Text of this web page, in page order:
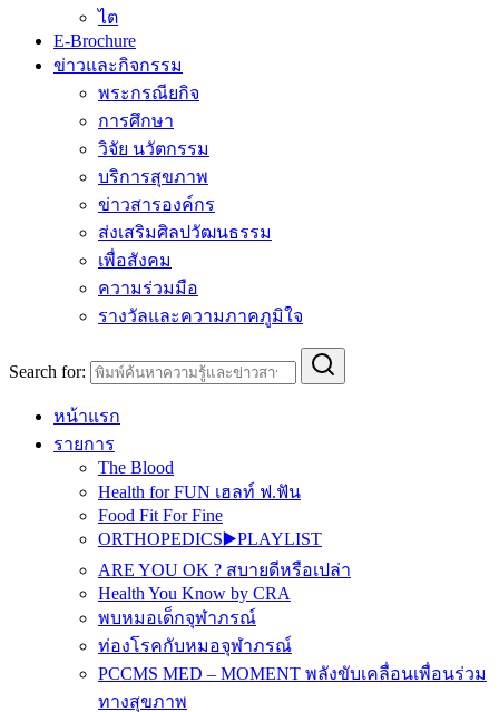
ไต
E-Brochure
ข่าวและกิจกรรม
พระกรณียกิจ
การศึกษา
วิจัย นวัตกรรม
บริการสุขภาพ
ข่าวสารองค์กร
ส่งเสริมศิลปวัฒนธรรม
เพื่อสังคม
ความร่วมมือ
รางวัลและความภาคภูมิใจ
Search for:
หน้าแรก
รายการ
The Blood
Health for FUN เฮลท์ ฟ.ฟัน
Food Fit For Fine
ORTHOPEDICS▶️PLAYLIST
ARE YOU OK ? สบายดีหรือเปล่า
Health You Know by CRA
พบหมอเด็กจุฬาภรณ์
ท่องโรคกับหมอจุฬาภรณ์
PCCMS MED – MOMENT พลังขับเคลื่อนเพื่อนร่วม
ทางสุขภาพ